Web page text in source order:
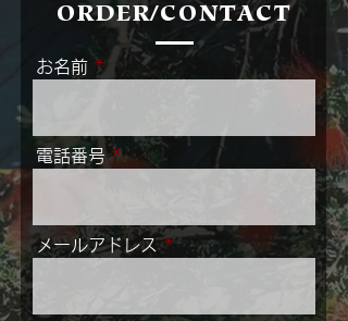
ORDER/CONTACT
お名前
電話番号
メールアドレス